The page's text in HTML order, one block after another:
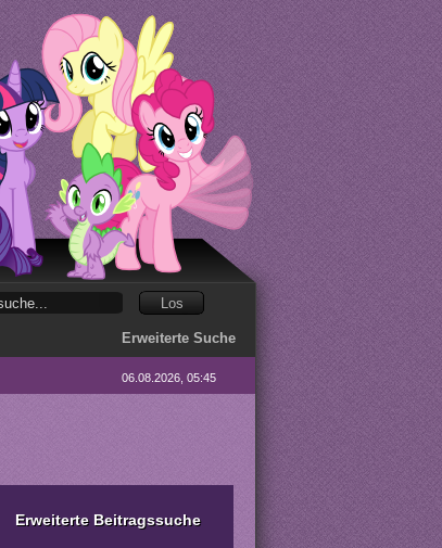
Erweiterte Suche
06.08.2026, 05:45
Erweiterte Beitragssuche